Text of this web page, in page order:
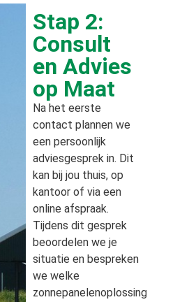
Stap 2:
Consult
en Advies
op Maat
Na het eerste
contact plannen we
een persoonlijk
adviesgesprek in. Dit
kan bij jou thuis, op
kantoor of via een
online afspraak.
Tijdens dit gesprek
beoordelen we je
situatie en bespreken
we welke
zonnepanelenoplossing